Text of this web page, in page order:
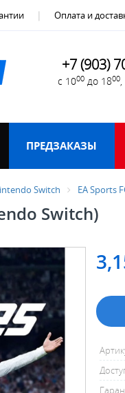
Оплата и
+7 (903)
с 1000 до 1800
ПРЕДЗАКАЗЫ
Switch EA Sports
Switch)